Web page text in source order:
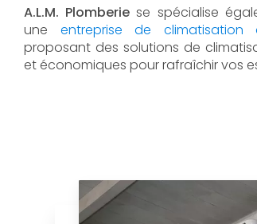
A.L.M. Plomberie se spécialise
une entreprise de climatisation
proposant des solutions de
et économiques pour rafraîchir vos